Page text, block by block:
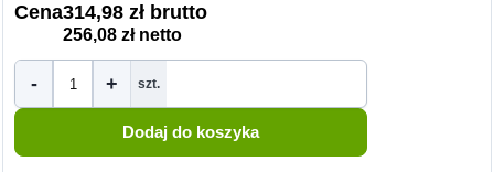
Cena314,98 zł brutto
256,08 zł netto
- + szt.